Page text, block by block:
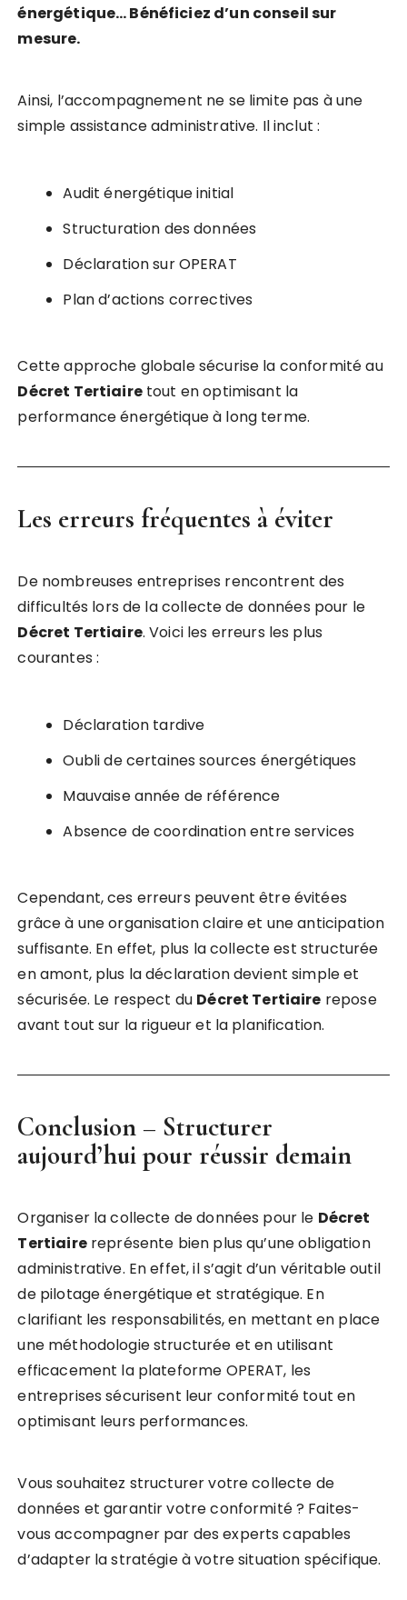
énergétique… Bénéficiez d’un conseil sur
mesure.
Ainsi, l’accompagnement ne se limite pas à une
simple assistance administrative. Il inclut :
Audit énergétique initial
Structuration des données
Déclaration sur OPERAT
Plan d’actions correctives
Cette approche globale sécurise la conformité au
Décret Tertiairetout en optimisant la
performance énergétique à long terme.
Les erreurs fréquentes à éviter
De nombreuses entreprises rencontrent des
difficultés lors de la collecte de données pour le
Décret Tertiaire. Voici les erreurs les plus
courantes :
Déclaration tardive
Oubli de certaines sources énergétiques
Mauvaise année de référence
Absence de coordination entre services
Cependant, ces erreurs peuvent être évitées
grâce à une organisation claire et une anticipation
suffisante. En effet, plus la collecte est structurée
en amont, plus la déclaration devient simple et
sécurisée. Le respect du Décret Tertiaire repose
avant tout sur la rigueur et la planification.
Conclusion – Structurer
aujourd’hui pour réussir demain
Organiser la collecte de données pour le Décret
Tertiairereprésente bien plus qu’une obligation
administrative. En effet, il s’agit d’un véritable outil
de pilotage énergétique et stratégique. En
clarifiant les responsabilités, en mettant en place
une méthodologie structurée et en utilisant
efficacement la plateforme OPERAT, les
entreprises sécurisent leur conformité tout en
optimisant leurs performances.
Vous souhaitez structurer votre collecte de
données et garantir votre conformité ? Faites-
vous accompagner par des experts capables
d’adapter la stratégie à votre situation spécifique.